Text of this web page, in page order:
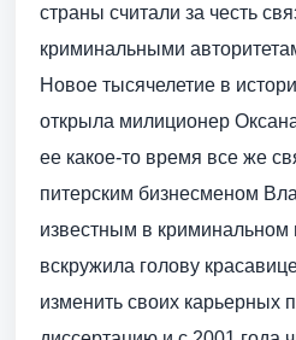
страны считали за честь
криминальными
Новое тысячелетие в
открыла милиционер
ее какое-то время все же
питерским бизнесменом
известным в
вскружила голову
изменить своих карьерных